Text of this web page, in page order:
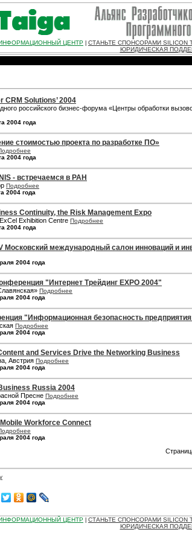
ЦЕНТР СТАНЬТЕ СПОНСОРАМИ SILICON
ЮРИДИЧЕСКАЯ
CRM Solutions’ 2004
российского бизнес-форума «Центры обработки
2004 года
стоимостью проекта по разработке ПО»
2004 года
- встречаемся в РАН
Подробнее
2004 года
Continuity, the Risk Management Expo
Exhibition Centre Подробнее
2004 года
Московский международный салон инноваций и
2004 года
"Интернет Трейдинг EXPO 2004"
Подробнее
2004 года
"Информационная безопасность
Подробнее
2004 года
and Services Drive the Networking Business
Австрия Подробнее
2004 года
Russia 2004
Пресне Подробнее
2004 года
Workforce Connect
2004 года
ЦЕНТР СТАНЬТЕ СПОНСОРАМИ SILICON
ЮРИДИЧЕСКАЯ